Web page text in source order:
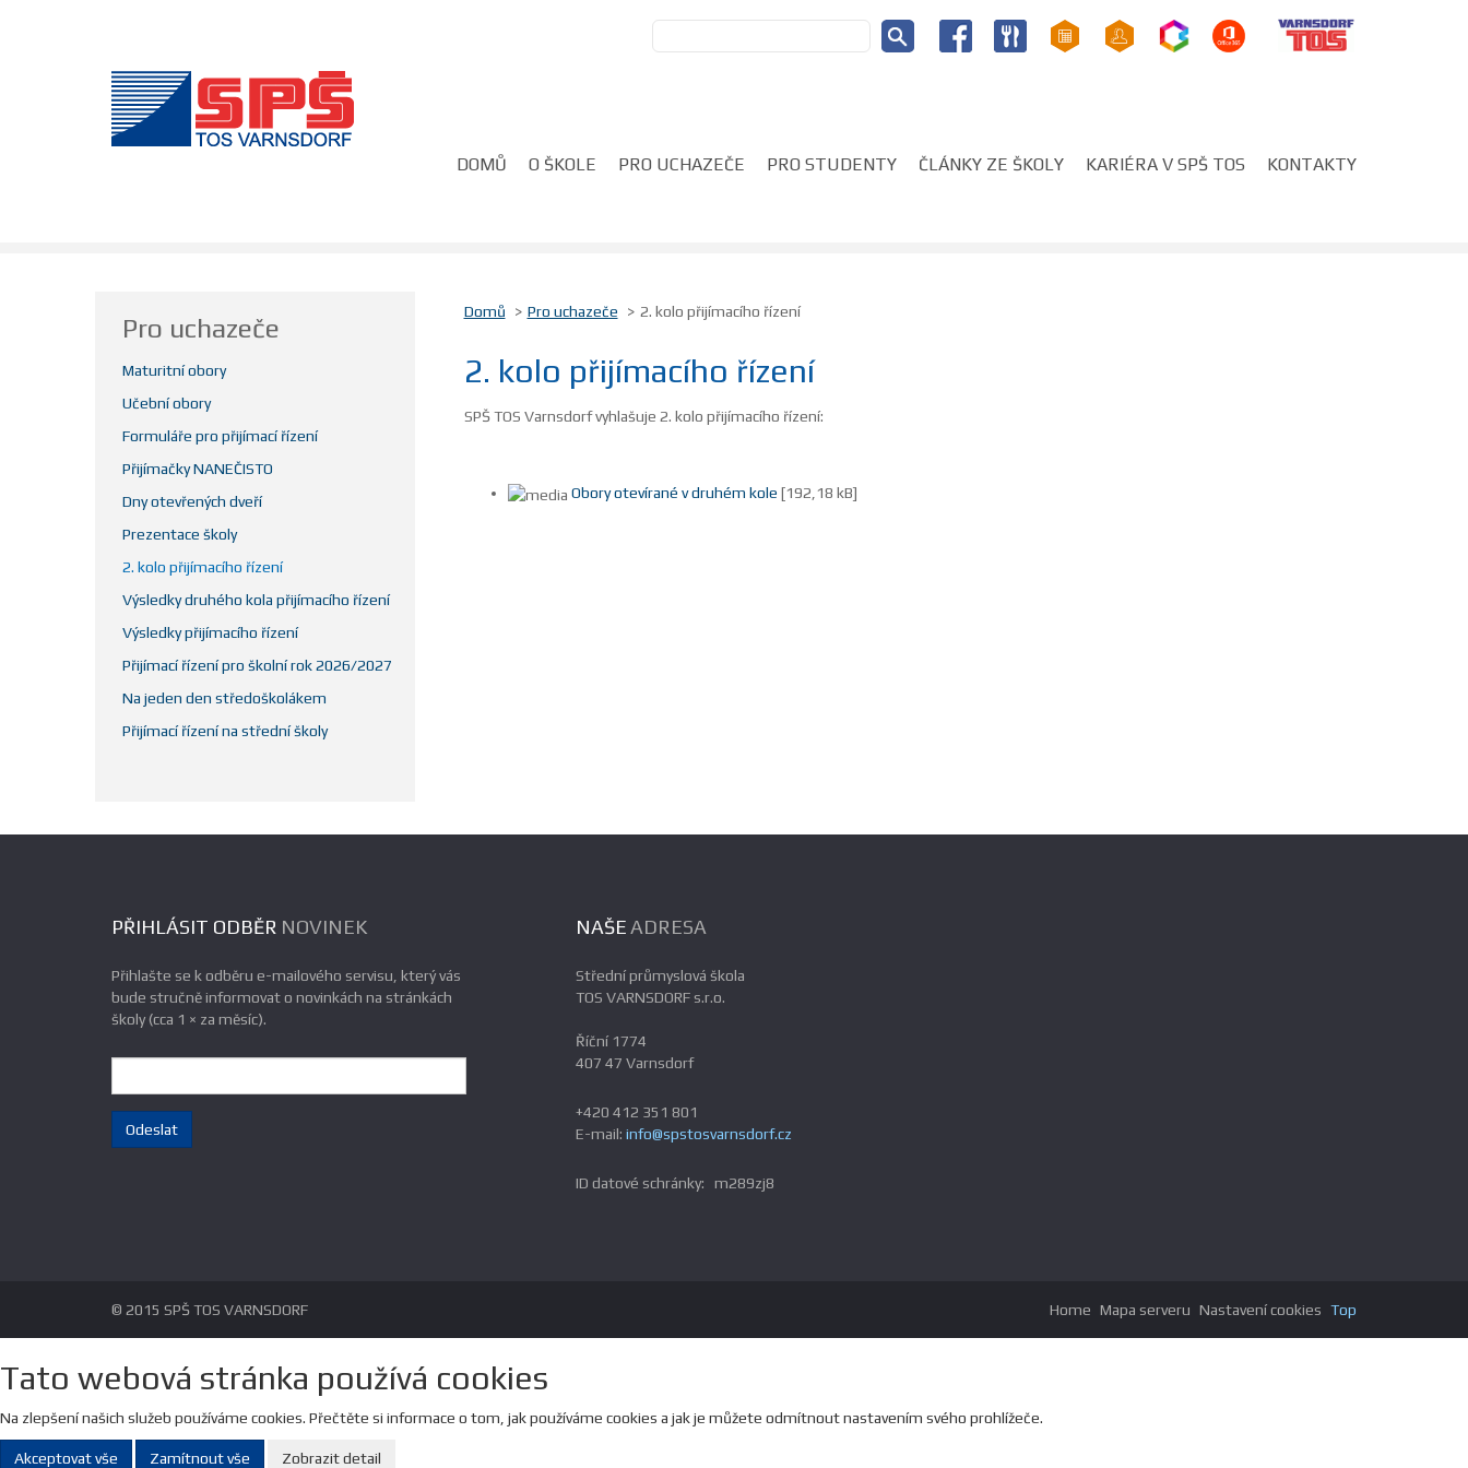
DOMŮ O ŠKOLE PRO UCHAZEČE PRO STUDENTY ČLÁNKY ZE ŠKOLY KARIÉRA V SPŠ TOS KONTAKTY
Domů Pro uchazeče 2. kolo přijímacího řízení
2. kolo přijímacího řízení
SPŠ TOS Varnsdorf vyhlašuje 2. kolo přijímacího řízení:
Obory otevírané v druhém kole [192,18 kB]
Pro uchazeče
Maturitní obory
Učební obory
Formuláře pro přijímací řízení
Přijímačky NANEČISTO
Dny otevřených dveří
Prezentace školy
2. kolo přijímacího řízení
Výsledky druhého kola přijímacího řízení
Výsledky přijímacího řízení
Přijímací řízení pro školní rok 2026/2027
Na jeden den středoškolákem
Přijímací řízení na střední školy
PŘIHLÁSIT ODBĚR NOVINEK
Přihlašte se k odběru e-mailového servisu, který vás
bude stručně informovat o novinkách na stránkách
školy (cca 1 × za měsíc).
Odeslat
NAŠE ADRESA
Střední průmyslová škola
TOS VARNSDORF s.r.o.
Říční 1774
407 47 Varnsdorf
+420 412 351 801
E-mail: info@spstosvarnsdorf.cz
ID datové schránky: m289zj8
© 2015 SPŠ TOS VARNSDORF Home Mapa serveru Nastavení cookies Top
Tato webová stránka používá cookies
Na zlepšení našich služeb používáme cookies. Přečtěte si informace o tom, jak používáme cookies a jak je můžete odmítnout nastavením svého prohlížeče.
Akceptovat vše Zamítnout vše Zobrazit detail